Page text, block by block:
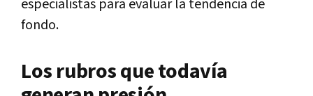
especialistas para evaluar la tendencia de
fondo.
Los rubros que todavía